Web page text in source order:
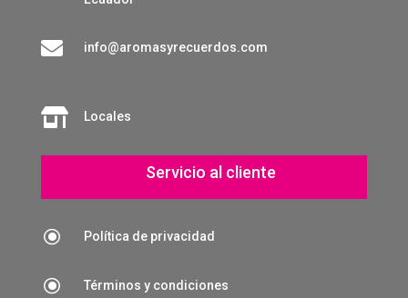
 info@aromasyrecuerdos.com
 Locales
Servicio al cliente
\ Política de privacidad
\ Términos y condiciones